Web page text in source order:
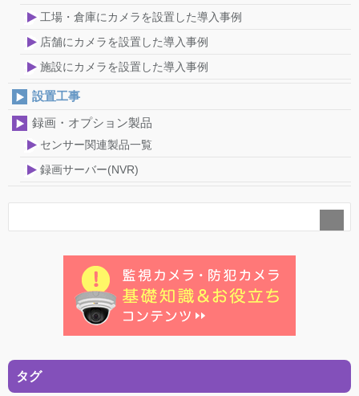
工場・倉庫にカメラを設置した導入事例
店舗にカメラを設置した導入事例
施設にカメラを設置した導入事例
設置工事
録画・オプション製品
センサー関連製品一覧
録画サーバー(NVR)
タグ